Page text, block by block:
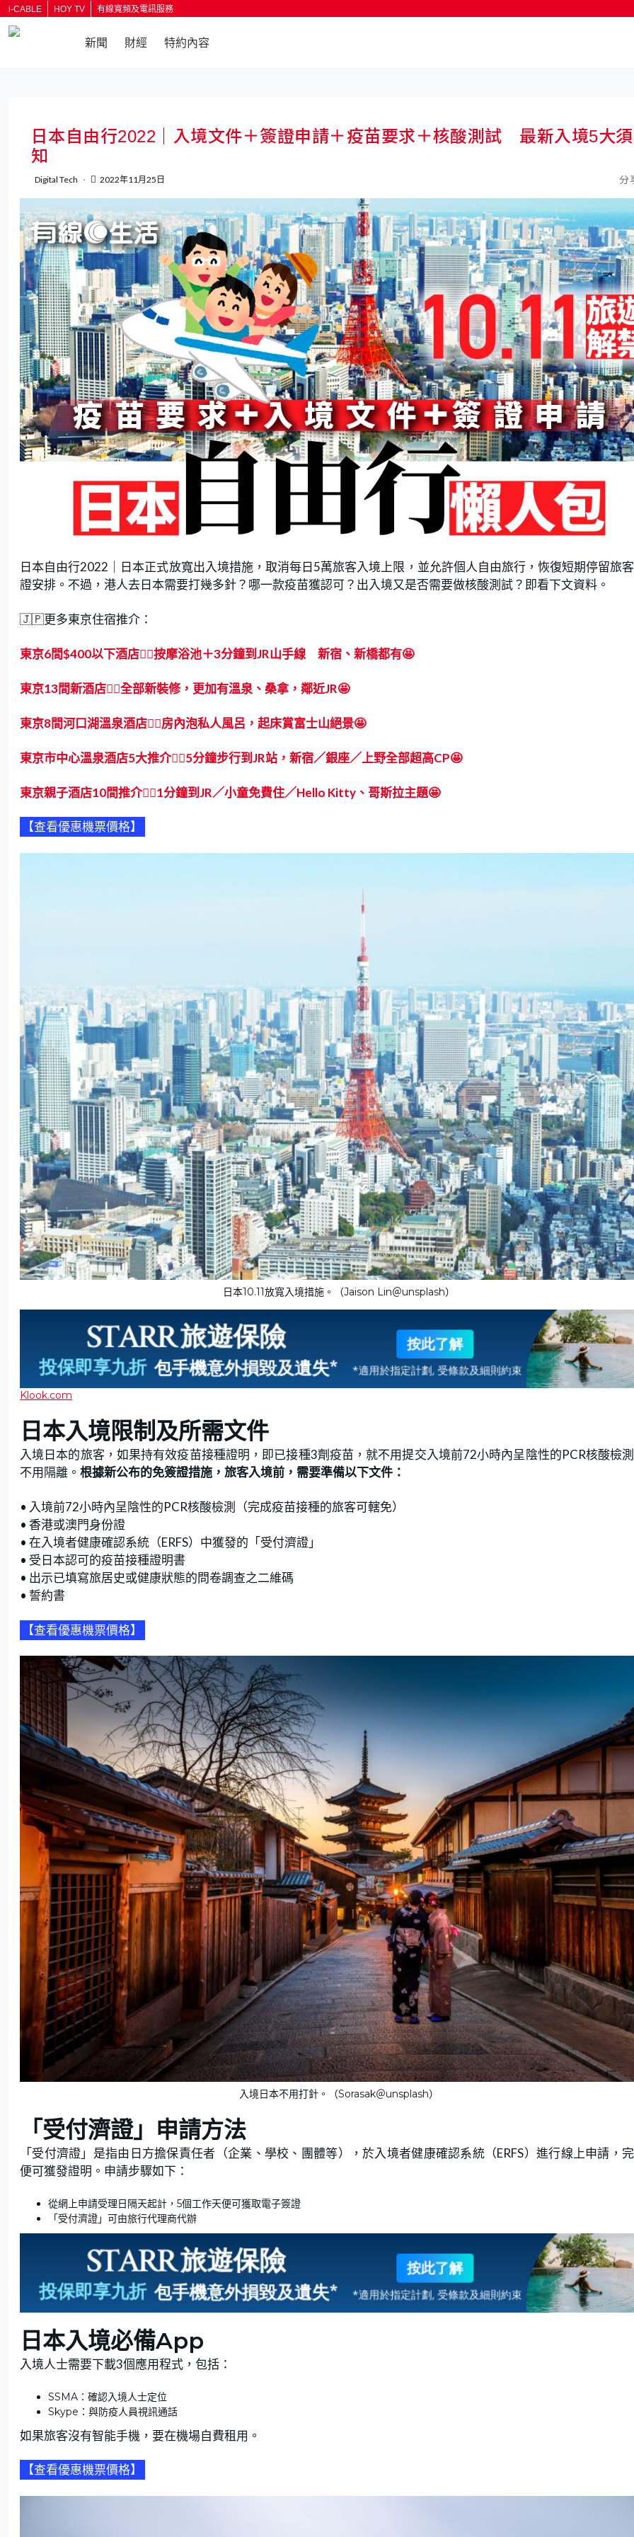
i-CABLE HOY TV 有線寬頻及電訊服務
新聞 財經 特約內容
日本自由行2022｜入境文件＋簽證申請＋疫苗要求＋核酸測試 最新入境5大須
知
Digital Tech 2022年11月25日 分
日本自由行2022｜日本正式放寬出入境措施，取消每日5萬旅客入境上限，並允許個人自由旅行，恢復短期停留旅
證安排。不過，港人去日本需要打幾多針？哪一款疫苗獲認可？出入境又是否需要做核酸測試？即看下文資料。
🇯🇵更多東京住宿推介：
東京6間$400以下酒店👍🏻按摩浴池＋3分鐘到JR山手線 新宿、新橋都有🤩
東京13間新酒店👍🏻全部新裝修，更加有溫泉、桑拿，鄰近JR🤩
東京8間河口湖溫泉酒店👍🏻房內泡私人風呂，起床賞富士山絕景🤩
東京市中心溫泉酒店5大推介👍🏻5分鐘步行到JR站，新宿／銀座／上野全部超高CP🤩
東京親子酒店10間推介👍🏻1分鐘到JR／小童免費住／Hello Kitty、哥斯拉主題🤩
【查看優惠機票價格】
日本10.11放寬入境措施。（Jaison Lin＠unsplash）
Klook.com
日本入境限制及所需文件
入境日本的旅客，如果持有效疫苗接種證明，即已接種3劑疫苗，就不用提交入境前72小時內呈陰性的PCR核酸檢
不用隔離。 根據新公布的免簽證措施，旅客入境前，需要準備以下文件：
• 入境前72小時內呈陰性的PCR核酸檢測（完成疫苗接種的旅客可轄免）
• 香港或澳門身份證
• 在入境者健康確認系統（ERFS）中獲發的「受付濟證」
• 受日本認可的疫苗接種證明書
• 出示已填寫旅居史或健康狀態的問卷調查之二維碼
• 誓約書
【查看優惠機票價格】
入境日本不用打針。（Sorasak＠unsplash）
「受付濟證」申請方法
「受付濟證」是指由日方擔保責任者（企業、學校、團體等），於入境者健康確認系統（ERFS）進行線上申請，
便可獲發證明。申請步驟如下：
從網上申請受理日隔天起計，5個工作天便可獲取電子簽證
「受付濟證」可由旅行代理商代辦
日本入境必備App
入境人士需要下載3個應用程式，包括：
SSMA：確認入境人士定位
Skype：與防疫人員視訊通話
如果旅客沒有智能手機，要在機場自費租用。
【查看優惠機票價格】